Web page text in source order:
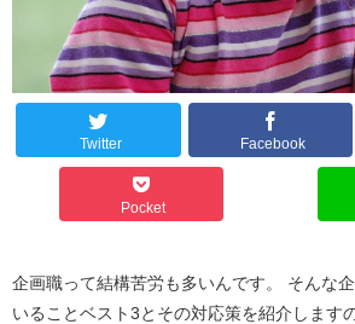
Twitter Facebook
Pocket
企画職って結構苦労も多いんです。 そんな
いることベスト3とその対応策を紹介します